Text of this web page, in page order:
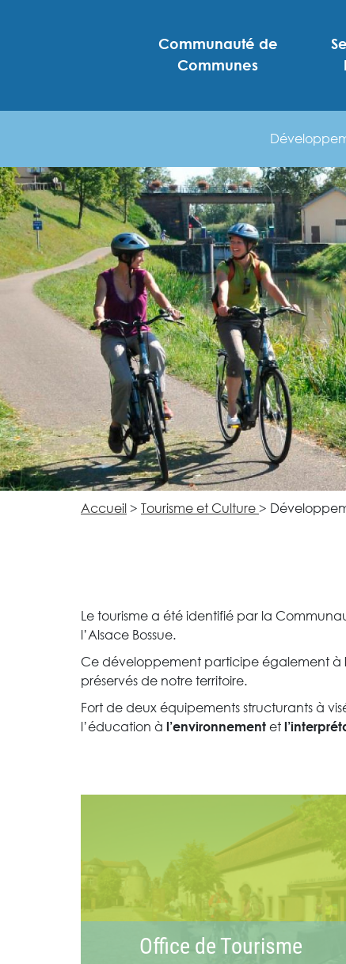
Communauté de
Communes
Accueil> Tourisme et Culture>
Le tourisme a été identifié par la
l’Alsace Bossue.
Ce développement participe également à
préservés de notre territoire.
Fort de deux équipements structurants à
l’éducation à l’environnement et
Office de Tourisme